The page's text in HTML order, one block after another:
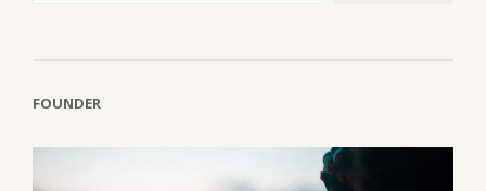
FOUNDER